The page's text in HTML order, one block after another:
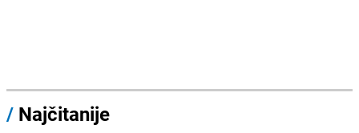
/ Najčitanije